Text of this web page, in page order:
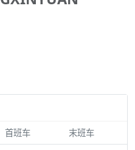
首班车 末班车